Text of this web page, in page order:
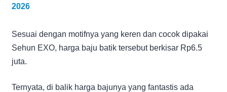
2026
Sesuai dengan motifnya yang keren dan cocok dipakai
Sehun EXO, harga baju batik tersebut berkisar Rp6.5
juta.
Ternyata, di balik harga bajunya yang fantastis ada